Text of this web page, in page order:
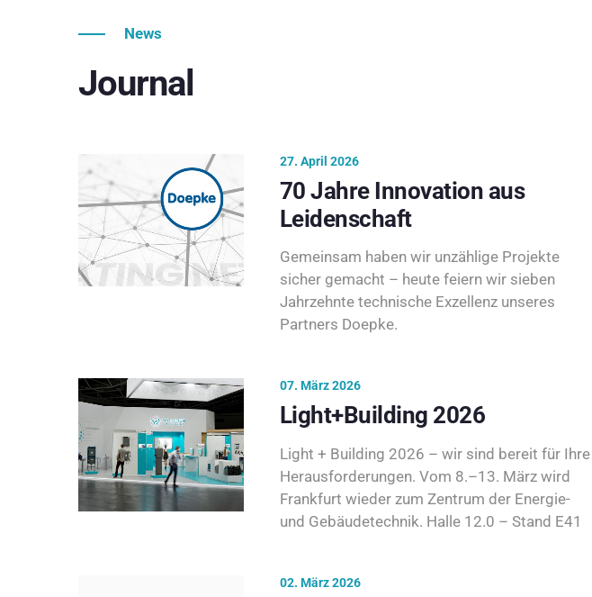
News
Journal
27. April 2026
70 Jahre Innovation aus
Leidenschaft
Gemeinsam haben wir unzählige Projekte
sicher gemacht – heute feiern wir sieben
Jahrzehnte technische Exzellenz unseres
Partners Doepke.
07. März 2026
Light+Building 2026
Light + Building 2026 – wir sind bereit für Ihre
Herausforderungen. Vom 8.–13. März wird
Frankfurt wieder zum Zentrum der Energie-
und Gebäudetechnik. Halle 12.0 – Stand E41
02. März 2026